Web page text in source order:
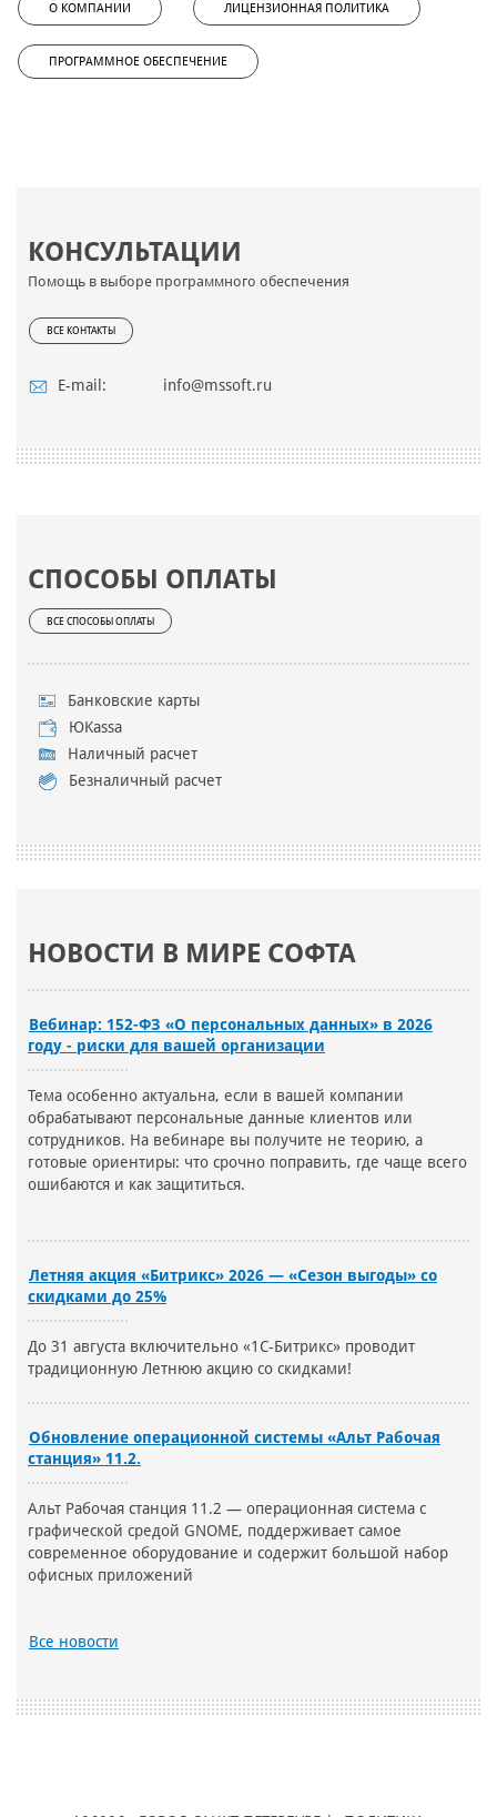
КОНСУЛЬТАЦИИ
Помощь в выборе программного обеспечения
ВСЕ КОНТАКТЫ
E-mail: info@mssoft.ru
СПОСОБЫ ОПЛАТЫ
ВСЕ СПОСОБЫ ОПЛАТЫ
Банковские карты
ЮKassa
Наличный расчет
Безналичный расчет
НОВОСТИ В МИРЕ СОФТА
Вебинар: 152-ФЗ «О персональных данных» в 2026
году - риски для вашей организации
Тема особенно актуальна, если в вашей компании
обрабатывают персональные данные клиентов или
сотрудников. На вебинаре вы получите не теорию, а
готовые ориентиры: что срочно поправить, где чаще всего
ошибаются и как защититься.
Летняя акция «Битрикс» 2026 — «Сезон выгоды» со
скидками до 25%
До 31 августа включительно «1С-Битрикс» проводит
традиционную Летнюю акцию со скидками!
Обновление операционной системы «Альт Рабочая
станция» 11.2.
Альт Рабочая станция 11.2 — операционная система с
графической средой GNOME, поддерживает самое
современное оборудование и содержит большой набор
офисных приложений
Все новости
О КОМПАНИИ ЛИЦЕНЗИОННАЯ ПОЛИТИКА
ПРОГРАММНОЕ ОБЕСПЕЧЕНИЕ